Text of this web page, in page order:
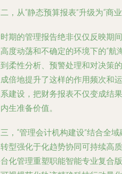
，从“静态预算报表”升级为“商
期的管理报告绝非仅仅反映期
度动荡和不确定的环境下的“航
柔性分析、预警处理和对决策
倍地提升了这样的作用频次和
建设，把财务报表不仅变成结
生准备价值。
，“管理会计机构建设”结合全
型强化于化趋势协同可持续高
化管理重塑职能智能专业复合